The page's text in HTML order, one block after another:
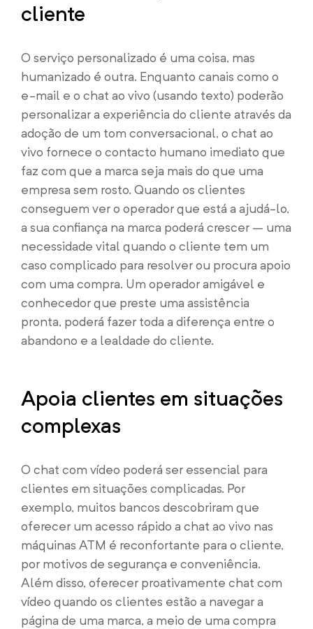
cliente
O serviço personalizado é uma coisa, mas
humanizado é outra. Enquanto canais como o
e-mail e o chat ao vivo (usando texto) poderão
personalizar a experiência do cliente através da
adoção de um tom conversacional, o chat ao
vivo fornece o contacto humano imediato que
faz com que a marca seja mais do que uma
empresa sem rosto. Quando os clientes
conseguem ver o operador que está a ajudá-lo,
a sua confiança na marca poderá crescer – uma
necessidade vital quando o cliente tem um
caso complicado para resolver ou procura apoio
com uma compra. Um operador amigável e
conhecedor que preste uma assistência
pronta, poderá fazer toda a diferença entre o
abandono e a lealdade do cliente.
Apoia clientes em situações
complexas
O chat com vídeo poderá ser essencial para
clientes em situações complicadas. Por
exemplo, muitos bancos descobriram que
oferecer um acesso rápido a chat ao vivo nas
máquinas ATM é reconfortante para o cliente,
por motivos de segurança e conveniência.
Além disso, oferecer proativamente chat com
vídeo quando os clientes estão a navegar a
página de uma marca, a meio de uma compra